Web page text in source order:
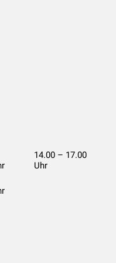
14.00 – 17.00
Uhr